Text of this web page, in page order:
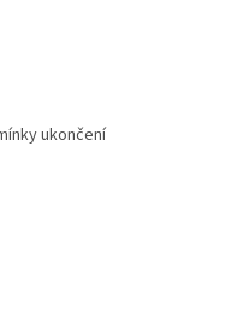
ukončení